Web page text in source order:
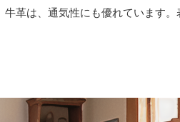
革は、通気性にも優れています